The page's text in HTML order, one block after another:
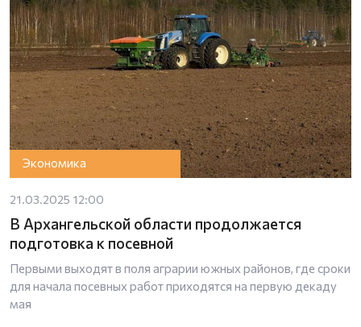
Экономика
21.03.2025 12:00
В Архангельской области продолжается
подготовка к посевной
Первыми выходят в поля аграрии южных районов, где сроки
для начала посевных работ приходятся на первую декаду
мая